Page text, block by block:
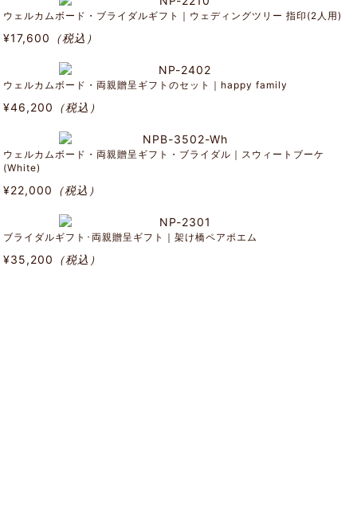
ウェルカムボード・ブライダルギフト｜ウェディングツリー 指印(2人用)
¥17,600 （税込）
ウェルカムボード・両親贈呈ギフトのセット｜happy family
¥46,200 （税込）
ウェルカムボード・両親贈呈ギフト・ブライダル｜スウィートブーケ
(White)
¥22,000 （税込）
ブライダルギフト･両親贈呈ギフト｜架け橋ペアポエム
¥35,200 （税込）